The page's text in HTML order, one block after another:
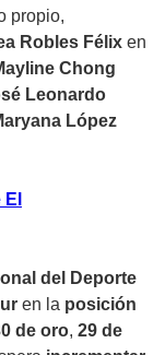
propio,
Robles Félix en
Chong
Leonardo
López
del Deporte
en la posición
de oro, 29 de